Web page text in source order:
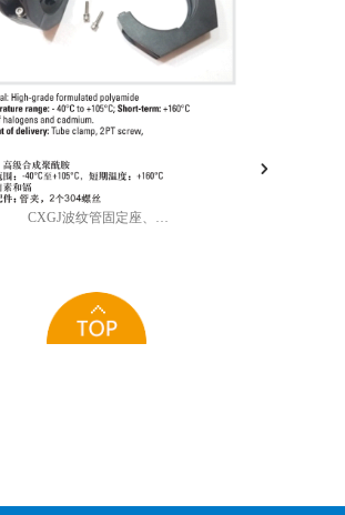
CXGJ波纹管固定座、管夹